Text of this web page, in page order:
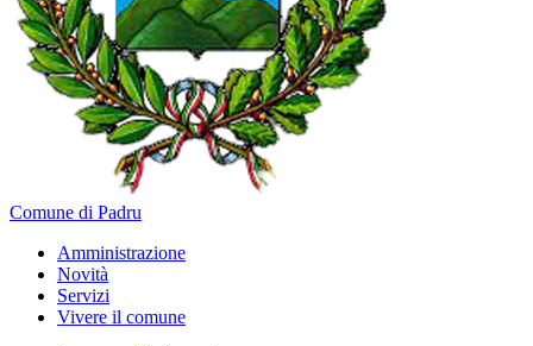
Comune di Padru
Amministrazione
Novità
Servizi
Vivere il comune